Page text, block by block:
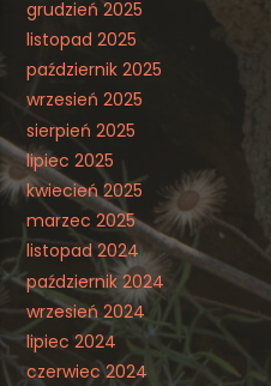
grudzień 2025
listopad 2025
październik 2025
wrzesień 2025
sierpień 2025
lipiec 2025
kwiecień 2025
marzec 2025
listopad 2024
październik 2024
wrzesień 2024
lipiec 2024
czerwiec 2024